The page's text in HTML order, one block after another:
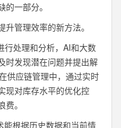
一部分。
管理效率的新方法。
行处理和分析，AI和大数
时发现潜在问题并提出解
供应链管理中，通过实时
现对库存水平的优化控
。
能根据历史数据和当前情